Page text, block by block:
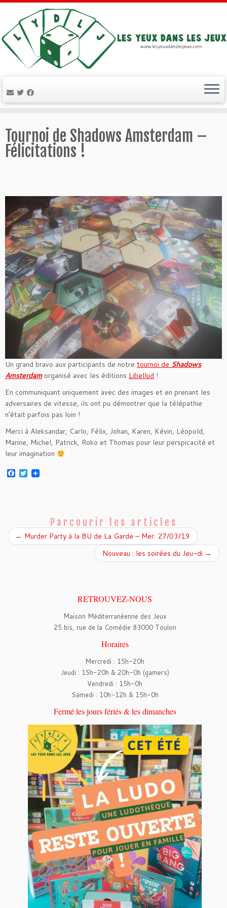
au
contenu
Tournoi de Shadows Amsterdam –
Félicitations !
Un grand bravo aux participants de notre tournoi de Shadows
Amsterdamorganisé avec les éditions Libellud !
En communiquant uniquement avec des images et en prenant les
adversaires de vitesse, ils ont pu démontrer que la télépathie
n’était parfois pas loin !
Merci à Aleksandar, Carlo, Félix, Johan, Karen, Kévin, Léopold,
Marine, Michel, Patrick, Roko et Thomas pour leur perspicacité et
leur imagination
F
k
T
w
Parcourir les articles
← Murder Party à la BU de La Garde – Mer. 27/03/19
Nouveau : les soirées du Jeu-di →
RETROUVEZ-NOUS
Maison Méditerranéenne des Jeux
25 bis, rue de la Comédie 83000 Toulon
Horaires
Mercredi : 15h-20h
Jeudi : 15h-20h & 20h-0h (gamers)
Vendredi : 15h-0h
Samedi : 10h-12h & 15h-0h
Fermé les jours fériés & les dimanches